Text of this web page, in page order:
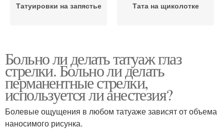
Татуировки на запястье Тата на щиколотке
Больно ли делать татуаж глаз
стрелки. Больно ли делать
перманентные стрелки,
используется ли анестезия?
Болевые ощущения в любом татуаже зависят от объема
наносимого рисунка.